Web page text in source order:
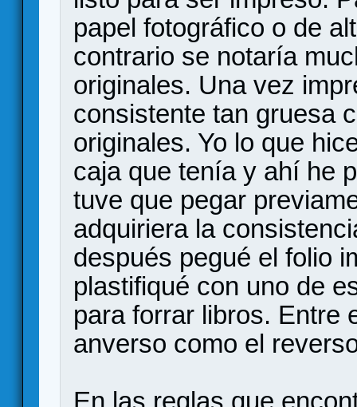
papel fotográfico o de
contrario se notaría
originales. Una vez
consistente tan gruesa
originales. Yo lo que
caja que tenía y ahí he
tuve que pegar
adquiriera la
después pegué el folio
plastifiqué con uno de
para forrar libros. Entre
anverso como el
En las reglas que